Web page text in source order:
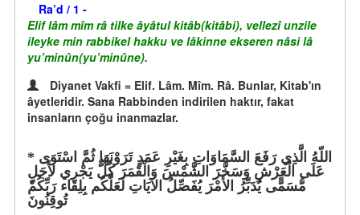
Ra’d / 1 -
Elif lâm mîm râ tilke âyâtul kitâb(kitâbi), vellezî unzile
ileyke min rabbikel hakku ve lâkinne ekseren nâsi lâ
yu’minûn(yu’minûne).
Diyanet Vakfi = Elif. Lâm. Mîm. Râ. Bunlar, Kitab'ın
âyetleridir. Sana Rabbinden indirilen haktır, fakat
insanların çoğu inanmazlar.
عَلَى الْعَرْشِ وَسَخَّرَ الشَّمْسَ وَالْقَمَرَ كُلٌّ يَجْرِي لأَجَلٍ
مُّسَمًّى يُدَبِّرُ الأَمْرَ يُفَصِّلُ الآيَاتِ لَعَلَّكُم بِلِقَاء رَبِّكُمْ
تُوقِنُونَ